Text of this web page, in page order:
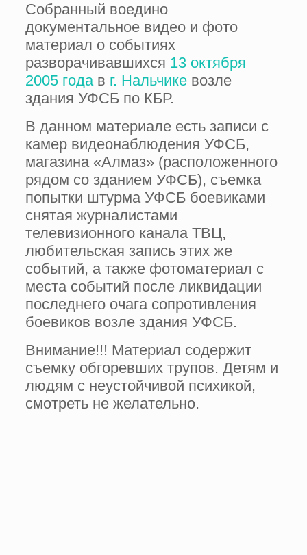
Собранный воедино
документальное видео и фото
материал о событиях
разворачивавшихся 13 октября
2005 годав г. Нальчикевозле
здания УФСБ по КБР.
В данном материале есть записи с
камер видеонаблюдения УФСБ,
магазина «Алмаз» (расположенного
рядом со зданием УФСБ), съемка
попытки штурма УФСБ боевиками
снятая журналистами
телевизионного канала ТВЦ,
любительская запись этих же
событий, а также фотоматериал с
места событий после ликвидации
последнего очага сопротивления
боевиков возле здания УФСБ.
Внимание!!! Материал содержит
съемку обгоревших трупов. Детям и
людям с неустойчивой психикой,
смотреть не желательно.